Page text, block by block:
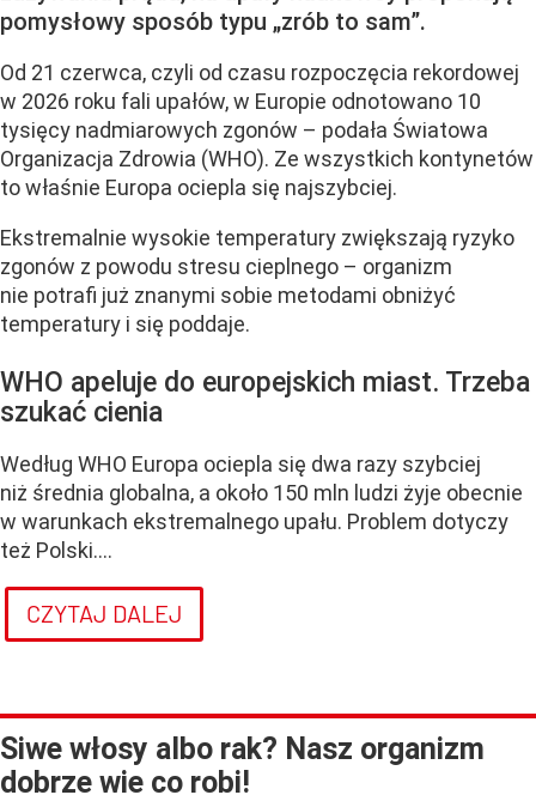
pomysłowy sposób typu „zrób to sam”.
Od 21 czerwca, czyli od czasu rozpoczęcia rekordowej
w 2026 roku fali upałów, w Europie odnotowano 10
tysięcy nadmiarowych zgonów – podała Światowa
Organizacja Zdrowia (WHO). Ze wszystkich kontynetów
to właśnie Europa ociepla się najszybciej.
Ekstremalnie wysokie temperatury zwiększają ryzyko
zgonów z powodu stresu cieplnego – organizm
nie potrafi już znanymi sobie metodami obniżyć
temperatury i się poddaje.
WHO apeluje do europejskich miast. Trzeba
szukać cienia
Według WHO Europa ociepla się dwa razy szybciej
niż średnia globalna, a około 150 mln ludzi żyje obecnie
w warunkach ekstremalnego upału. Problem dotyczy
też Polski....
CZYTAJ DALEJ
Siwe włosy albo rak? Nasz organizm
dobrze wie co robi!